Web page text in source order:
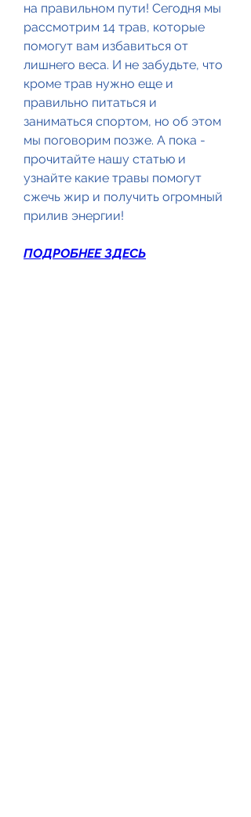
на правильном пути! Сегодня мы
рассмотрим 14 трав, которые
помогут вам избавиться от
лишнего веса. И не забудьте, что
кроме трав нужно еще и
правильно питаться и
заниматься спортом, но об этом
мы поговорим позже. А пока -
прочитайте нашу статью и
узнайте какие травы помогут
сжечь жир и получить огромный
прилив энергии!
ПОДРОБНЕЕ ЗДЕСЬ